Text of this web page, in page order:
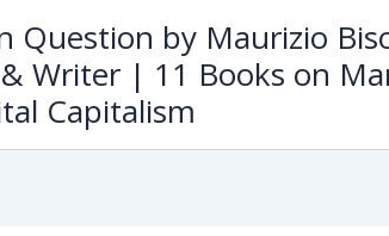
Question by Maurizio
Writer | 11 Books on
Capitalism